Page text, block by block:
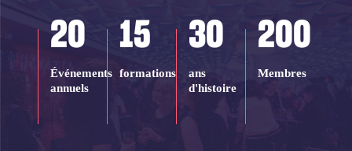
20
Événements
annuels
15
formations
30
ans
d'histoire
200
Membres